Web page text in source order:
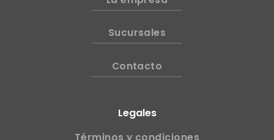
Sucursales
Contacto
Legales
Términos y condiciones